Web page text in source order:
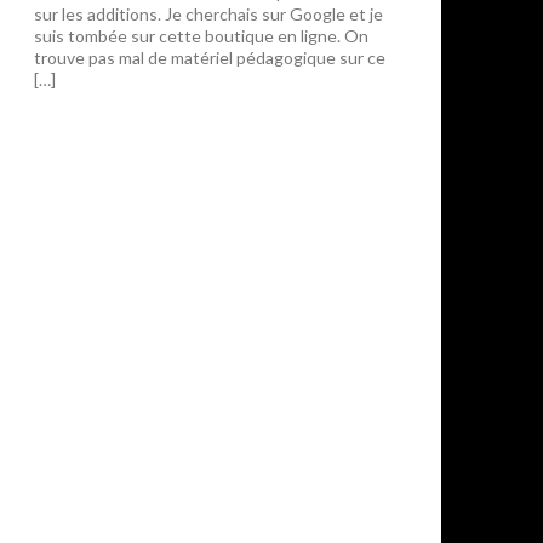
sur les additions. Je cherchais sur Google et je
suis tombée sur cette boutique en ligne. On
trouve pas mal de matériel pédagogique sur ce
[…]